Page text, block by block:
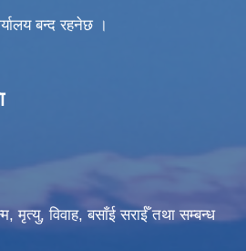
बन्द रहनेछ ।
मृत्यु, विवाह, बसाँई सराईँ तथा सम्बन्ध